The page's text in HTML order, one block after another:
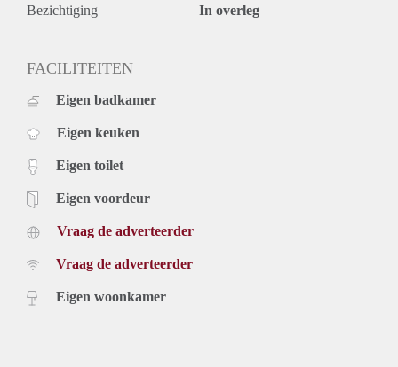
Bezichtiging In overleg
FACILITEITEN
Eigen badkamer
Eigen keuken
Eigen toilet
Eigen voordeur
Vraag de adverteerder
Vraag de adverteerder
Eigen woonkamer